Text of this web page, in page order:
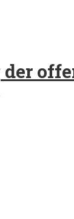
der